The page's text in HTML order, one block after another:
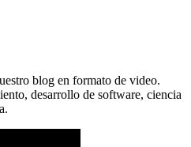
blog en formato de video.
desarrollo de software, ciencia